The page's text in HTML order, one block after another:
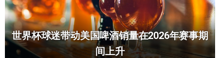
世界杯球迷带动美国啤酒销量在2026年赛事期
间上升